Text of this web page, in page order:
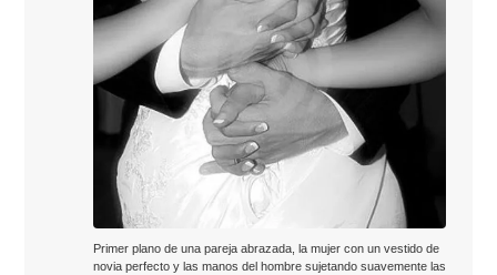
Primer plano de una pareja abrazada, la mujer con un vestido de
novia perfecto y las manos del hombre sujetando suavemente las